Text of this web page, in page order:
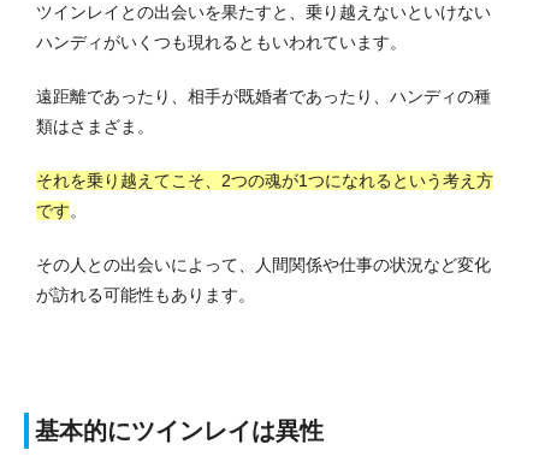
ツインレイとの出会いを果たすと、乗り越えないといけない
ハンディがいくつも現れるともいわれています。
遠距離であったり、相手が既婚者であったり、ハンディの種
類はさまざま。
それを乗り越えてこそ、2つの魂が1つになれるという考え方
です。
その人との出会いによって、人間関係や仕事の状況など変化
が訪れる可能性もあります。
基本的にツインレイは異性